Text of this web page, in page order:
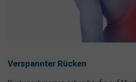
Verspannter Rücken